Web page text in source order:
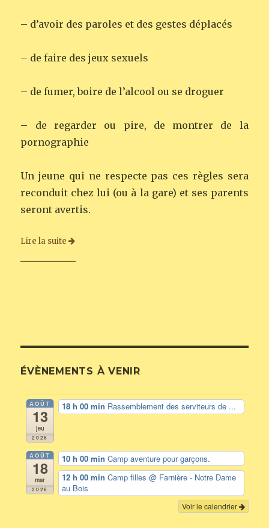
– d’avoir des paroles et des gestes déplacés
– de faire des jeux sexuels
– de fumer, boire de l’alcool ou se droguer
– de regarder ou pire, de montrer de la
pornographie
Un jeune qui ne respecte pas ces règles sera
reconduit chez lui (ou à la gare) et ses parents
seront avertis.
Lire la suite
ÉVÈNEMENTS À VENIR
AOÛT
13
jeu
2026
18 h 00 min Rassemblement des serviteurs de ...
AOÛT
18
mar
2026
10 h 00 minCamp aventure pour garçons.
12 h 00 minCamp filles@ Farnière - Notre Dame
au Bois
Voir le calendrier